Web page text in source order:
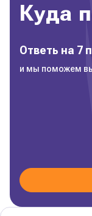
Куда
Ответь на 7
и мы поможем